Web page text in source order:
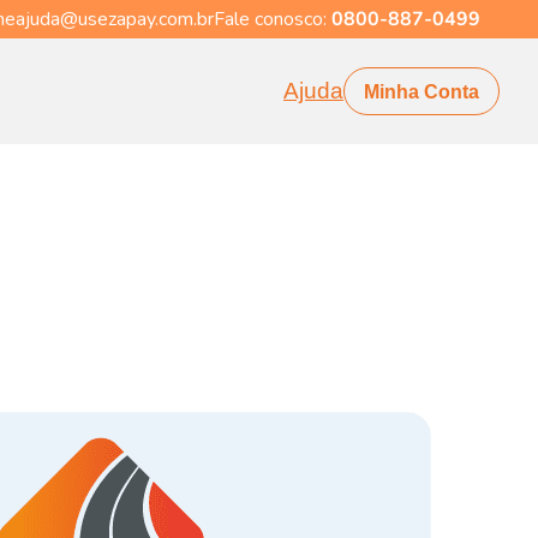
Fale conosco: 0800-887-0499
Ajuda Minha Conta